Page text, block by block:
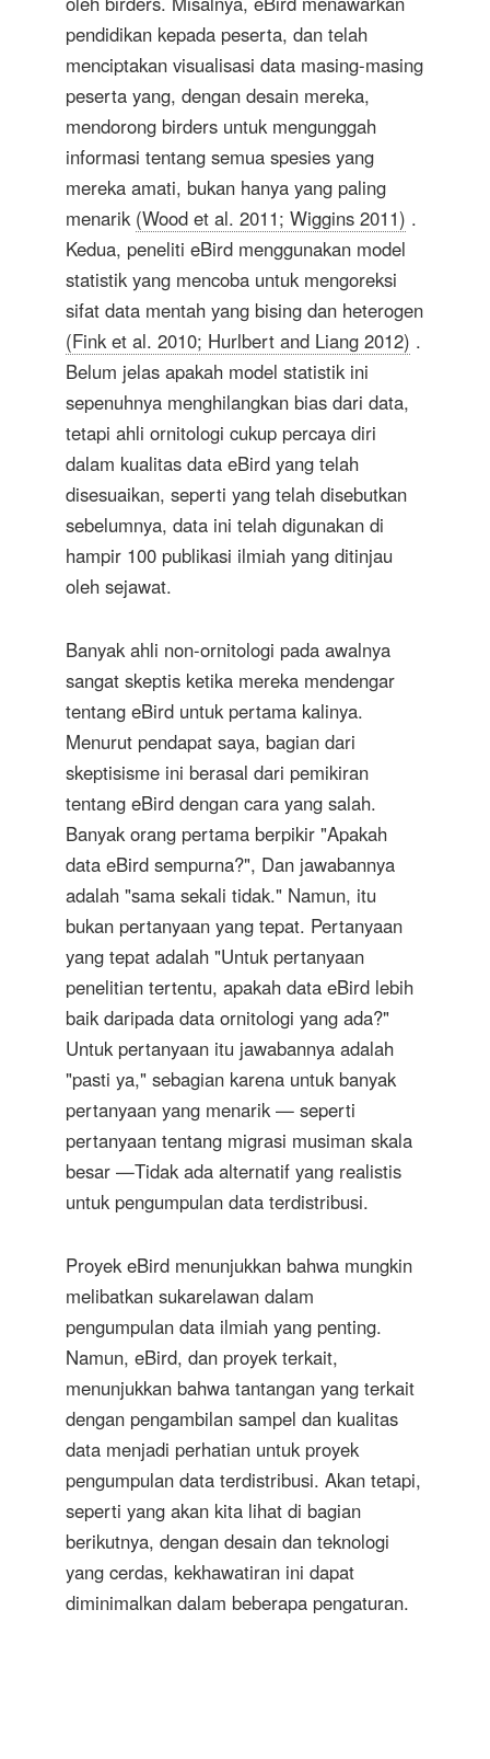
pendidikan kepada peserta, dan telah
menciptakan visualisasi data masing-masing
peserta yang, dengan desain mereka,
mendorong birders untuk mengunggah
informasi tentang semua spesies yang
mereka amati, bukan hanya yang paling
menarik (Wood et al. 2011; Wiggins 2011) .
Kedua, peneliti eBird menggunakan model
statistik yang mencoba untuk mengoreksi
sifat data mentah yang bising dan heterogen
(Fink et al. 2010; Hurlbert and Liang 2012) .
Belum jelas apakah model statistik ini
sepenuhnya menghilangkan bias dari data,
tetapi ahli ornitologi cukup percaya diri
dalam kualitas data eBird yang telah
disesuaikan, seperti yang telah disebutkan
sebelumnya, data ini telah digunakan di
hampir 100 publikasi ilmiah yang ditinjau
oleh sejawat.
Banyak ahli non-ornitologi pada awalnya
sangat skeptis ketika mereka mendengar
tentang eBird untuk pertama kalinya.
Menurut pendapat saya, bagian dari
skeptisisme ini berasal dari pemikiran
tentang eBird dengan cara yang salah.
Banyak orang pertama berpikir "Apakah
data eBird sempurna?", Dan jawabannya
adalah "sama sekali tidak." Namun, itu
bukan pertanyaan yang tepat. Pertanyaan
yang tepat adalah "Untuk pertanyaan
penelitian tertentu, apakah data eBird lebih
baik daripada data ornitologi yang ada?"
Untuk pertanyaan itu jawabannya adalah
"pasti ya," sebagian karena untuk banyak
pertanyaan yang menarik — seperti
pertanyaan tentang migrasi musiman skala
besar —Tidak ada alternatif yang realistis
untuk pengumpulan data terdistribusi.
Proyek eBird menunjukkan bahwa mungkin
melibatkan sukarelawan dalam
pengumpulan data ilmiah yang penting.
Namun, eBird, dan proyek terkait,
menunjukkan bahwa tantangan yang terkait
dengan pengambilan sampel dan kualitas
data menjadi perhatian untuk proyek
pengumpulan data terdistribusi. Akan tetapi,
seperti yang akan kita lihat di bagian
berikutnya, dengan desain dan teknologi
yang cerdas, kekhawatiran ini dapat
diminimalkan dalam beberapa pengaturan.